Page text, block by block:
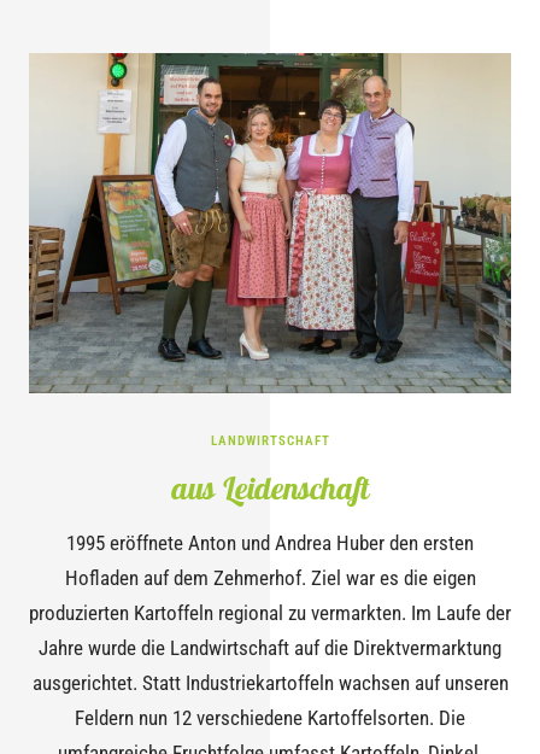
LANDWIRTSCHAFT
aus Leidenschaft
1995 eröffnete Anton und Andrea Huber den ersten
Hofladen auf dem Zehmerhof. Ziel war es die eigen
produzierten Kartoffeln regional zu vermarkten. Im Laufe der
Jahre wurde die Landwirtschaft auf die Direktvermarktung
ausgerichtet. Statt Industriekartoffeln wachsen auf unseren
Feldern nun 12 verschiedene Kartoffelsorten. Die